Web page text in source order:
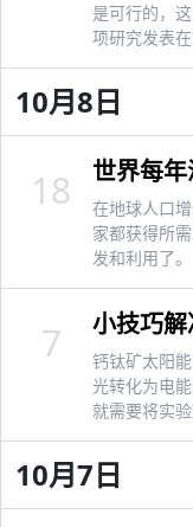
是可行的，
项研究发表
10月8日
世界每
在地球人口
家都获得所
发和利用了。
18
小技巧
钙钛矿太阳
光转化为电
就需要将实
7
10月7日